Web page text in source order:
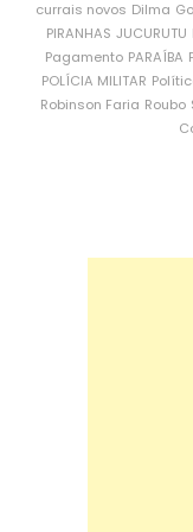
currais novos Dilma
PIRANHAS JUCURUTU
Pagamento PARAÍBA
POLÍCIA MILITAR
Robinson Faria Roubo